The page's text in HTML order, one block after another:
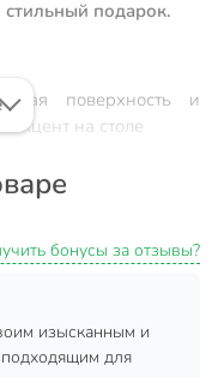
стильный подарок.
поверхность и
акцент на столе
удобства подачи и
закусок дома, на
или в качестве
Флюид Daniks — это
бонусы за отзывы?
изысканным и
для